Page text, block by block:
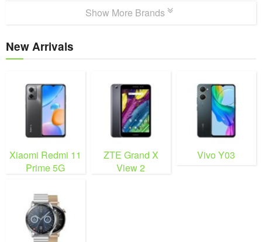
Show More Brands
New Arrivals
Xiaomi Redmi 11
Prime 5G
ZTE Grand X
View 2
Vivo Y03